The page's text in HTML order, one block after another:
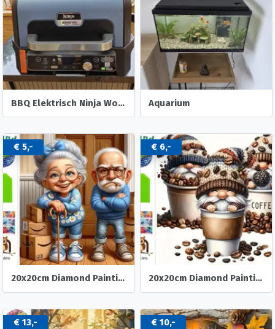
BBQ Elektrisch Ninja Woodfire XL PRO. Aquarium
€ 5,-
20x20cm Diamond Painting oud stel dozen (rond) nr 518
€ 6,-
20x20cm Diamond Painting koffie kabouters (rond) nr 516
€ 13,- € 10,-